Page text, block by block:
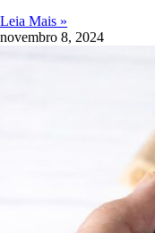
Leia Mais »
novembro 8, 2024